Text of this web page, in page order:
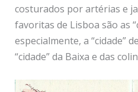
costurados por artérias e
favoritas de Lisboa são as
especialmente, a “cidade”
“cidade” da Baixa e das